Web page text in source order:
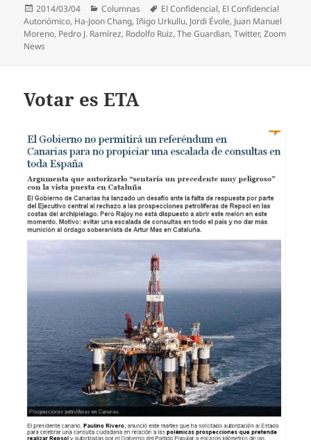
Publicado
el
2014/03/04 Categorías
Columnas Etiquetas
El Confidencial, El Confidencial
Autonómico, Ha-Joon Chang,Iñigo Urkullu, Jordi Évole, Juan Manuel
Moreno, Pedro J. Ramírez, Rodolfo Ruiz,The Guardian,Twitter,Zoom
News
Votar es ETA